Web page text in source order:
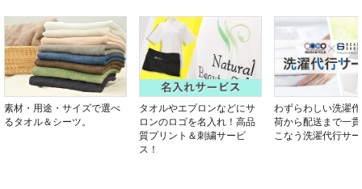
素材・用途・サイズで選べ
るタオル＆シーツ。
タオルやエプロンなどにサ
ロンのロゴを名入れ！高品
質プリント＆刺繍サービ
ス！
わずらわしい洗濯
荷から配送まで一
こなう洗濯代行サ